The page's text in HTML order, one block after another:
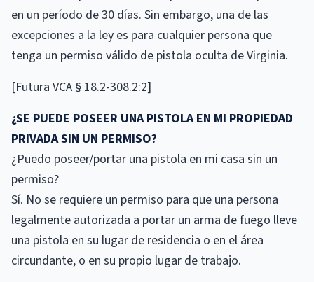
en un período de 30 días. Sin embargo, una de las
excepciones a la ley es para cualquier persona que
tenga un permiso válido de pistola oculta de Virginia.
[Futura VCA § 18.2-308.2:2]
¿SE PUEDE POSEER UNA PISTOLA EN MI PROPIEDAD
PRIVADA SIN UN PERMISO?
¿Puedo poseer/portar una pistola en mi casa sin un
permiso?
Sí. No se requiere un permiso para que una persona
legalmente autorizada a portar un arma de fuego lleve
una pistola en su lugar de residencia o en el área
circundante, o en su propio lugar de trabajo.